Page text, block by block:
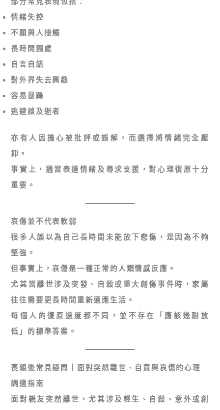
情緒失控
不願與人接觸
長時間獨處
自言自語
對外界失去興趣
容易暴躁
逃避談及逝者
亦有人因擔心被批評或誤解，而選擇將情緒完全壓
抑。
事實上，適當表達情緒及尋求支援，對心理復原十分
重要。
哀傷並不代表軟弱
很多人誤以為自己長時間未能放下悲傷，是因為不夠
堅強。
但事實上，哀傷是一種正常的人類情感反應。
尤其當離世涉及突發、自殺或重大創傷事件時，家屬
往往需要更長時間重新適應生活。
每個人的復原速度都不同，並不存在「應該幾耐放
低」的標準答案。
喪親後常見疑問｜面對突然離世、自責與哀傷的心理
調適指南
面對親友突然離世，尤其涉及輕生、自殺、意外或創